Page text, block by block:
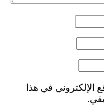
الإلكتروني في هذا